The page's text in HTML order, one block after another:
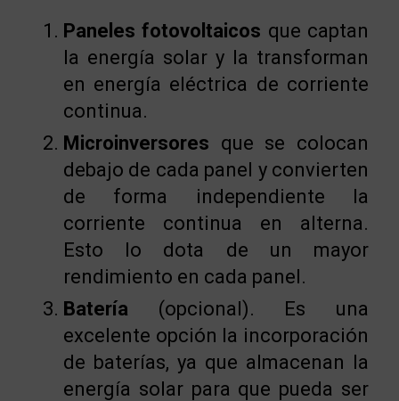
Paneles fotovoltaicos que captan
la energía solar y la transforman
en energía eléctrica de corriente
continua.
Microinversores que se colocan
debajo de cada panel y convierten
de forma independiente la
corriente continua en alterna.
Esto lo dota de un mayor
rendimiento en cada panel.
Batería (opcional). Es una
excelente opción la incorporación
de baterías, ya que almacenan la
energía solar para que pueda ser